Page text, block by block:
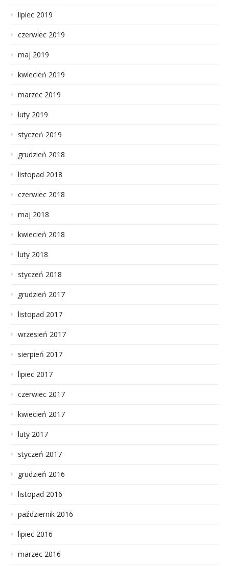
lipiec 2019
czerwiec 2019
maj 2019
kwiecień 2019
marzec 2019
luty 2019
styczeń 2019
grudzień 2018
listopad 2018
czerwiec 2018
maj 2018
kwiecień 2018
luty 2018
styczeń 2018
grudzień 2017
listopad 2017
wrzesień 2017
sierpień 2017
lipiec 2017
czerwiec 2017
kwiecień 2017
luty 2017
styczeń 2017
grudzień 2016
listopad 2016
październik 2016
lipiec 2016
marzec 2016